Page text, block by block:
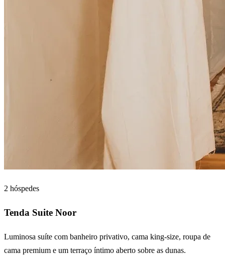
2 hóspedes
Tenda Suite Noor
Luminosa suíte com banheiro privativo, cama king-size, roupa de
cama premium e um terraço íntimo aberto sobre as dunas.